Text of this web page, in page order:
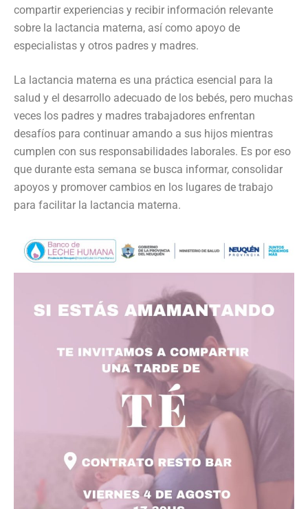
compartir experiencias y recibir información relevante
sobre la lactancia materna, así como apoyo de
especialistas y otros padres y madres.
La lactancia materna es una práctica esencial para la
salud y el desarrollo adecuado de los bebés, pero muchas
veces los padres y madres trabajadores enfrentan
desafíos para continuar amando a sus hijos mientras
cumplen con sus responsabilidades laborales. Es por eso
que durante esta semana se busca informar, consolidar
apoyos y promover cambios en los lugares de trabajo
para facilitar la lactancia materna.